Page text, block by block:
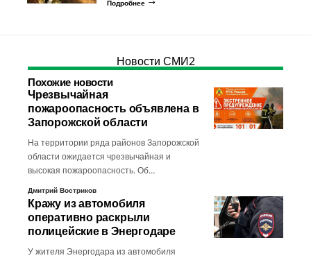
Подробнее
Новости СМИ2
Похожие новости
Чрезвычайная
пожароопасность объявлена в
Запорожской области
На территории ряда районов Запорожской
области ожидается чрезвычайная и
высокая пожароопасность. Об…
Дмитрий Востриков
Кражу из автомобиля
оперативно раскрыли
полицейские в Энергодаре
У жителя Энергодара из автомобиля